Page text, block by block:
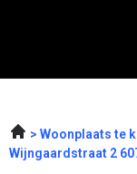
Woonplaats te
Wijngaardstraat 2